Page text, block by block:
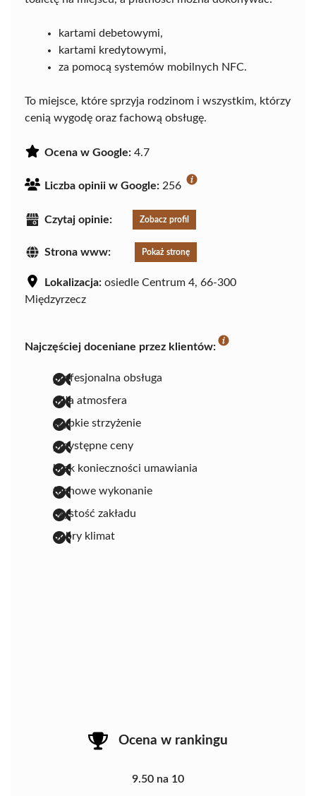
kartami debetowymi,
kartami kredytowymi,
za pomocą systemów mobilnych NFC.
To miejsce, które sprzyja rodzinom i wszystkim, którzy
cenią wygodę oraz fachową obsługę.
Ocena w Google: 4.7
Liczba opinii w Google: 256
Czytaj opinie: Zobacz profil
Strona www: Pokaż stronę
Lokalizacja: osiedle Centrum 4, 66-300
Międzyrzecz
Najczęściej doceniane przez klientów:
profesjonalna obsługa
miła atmosfera
szybkie strzyżenie
przystępne ceny
brak konieczności umawiania
fachowe wykonanie
czystość zakładu
dobry klimat
Ocena w rankingu
9.50 na 10